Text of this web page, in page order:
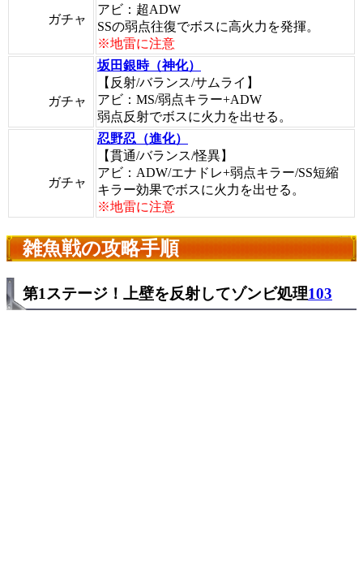
ガチャ
アビ：超ADW
SSの弱点往復でボスに高火力を発揮。
※地雷に注意
ガチャ
坂田銀時（神化）
【反射/バランス/サムライ】
アビ：MS/弱点キラー+ADW
弱点反射でボスに火力を出せる。
ガチャ
忍野忍（進化）
【貫通/バランス/怪異】
アビ：ADW/エナドレ+弱点キラー/SS短縮
キラー効果でボスに火力を出せる。
※地雷に注意
雑魚戦の攻略手順
第1ステージ！上壁を反射してゾンビ処理103